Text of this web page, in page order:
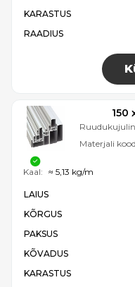
KARASTUS
RAADIUS
150
Materjali
LAIUS
KÕRGUS
PAKSUS
KÕVADUS
KARASTUS
Kaal: ≈ 5,13 kg/m